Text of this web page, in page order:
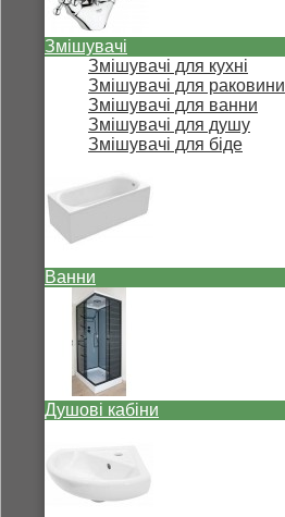
Змішувачі
Змішувачі для кухні
Змішувачі для раковини
Змішувачі для ванни
Змішувачі для душу
Змішувачі для біде
Ванни
Душові кабіни